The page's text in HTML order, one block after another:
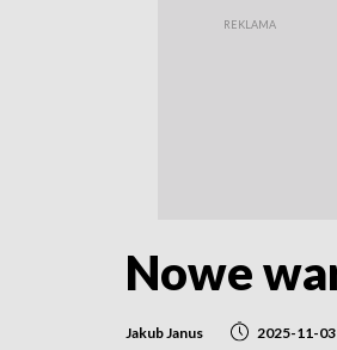
Nowe
Jakub Janus 2025-11-03